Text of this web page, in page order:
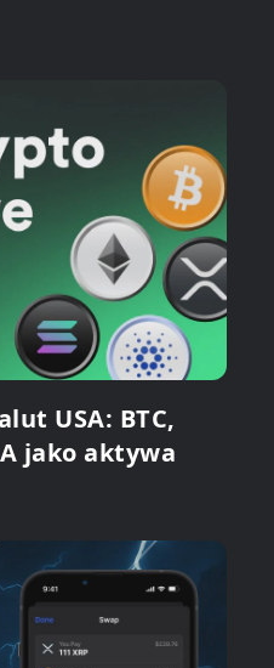
USA: BTC,
jako aktywa